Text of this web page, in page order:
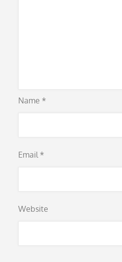
Name *
Email *
Website